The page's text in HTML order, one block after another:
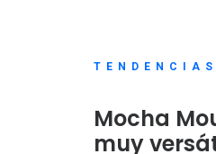
TENDENCIAS
Mocha
muy